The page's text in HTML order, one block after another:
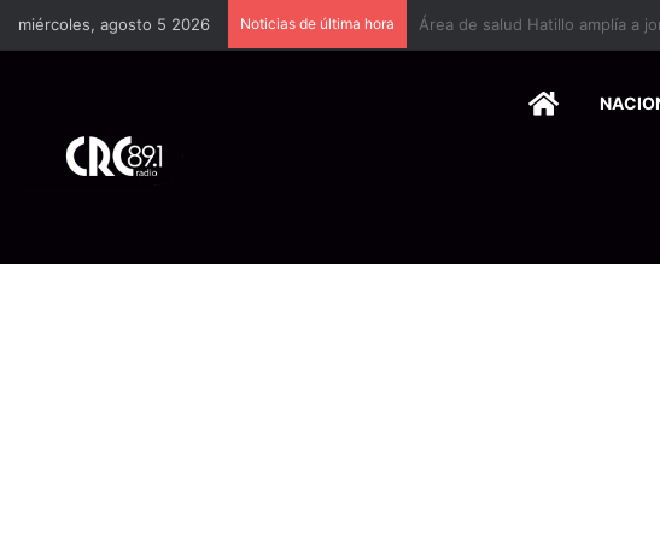
miércoles, agosto 5 2026 Noticias de última hora
HOME